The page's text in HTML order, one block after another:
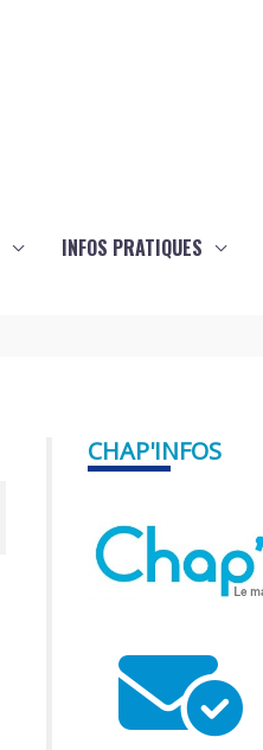
INFOS PRATIQUES
CHAP'INFOS